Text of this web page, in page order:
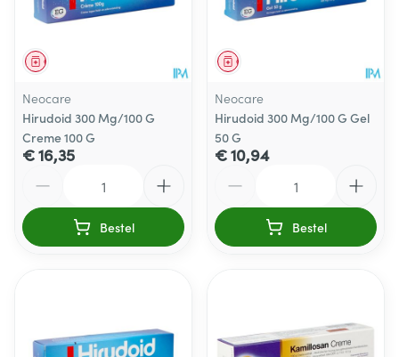
Geneesmiddel
Neocare
Hirudoid 300 Mg/100 G
Creme 100 G
€ 16,35
Bestel
Geneesmiddel
Neocare
Hirudoid 300 Mg/100 G Gel
50 G
€ 10,94
Bestel